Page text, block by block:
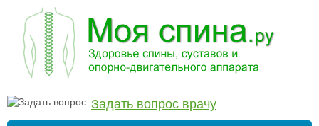
Задать вопрос врачу